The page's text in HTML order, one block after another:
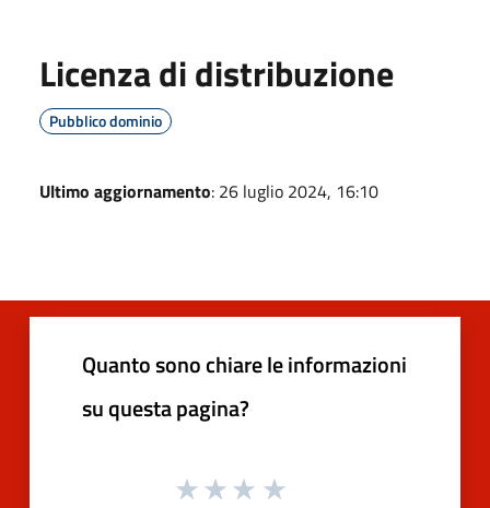
Licenza di distribuzione
Pubblico dominio
Ultimo aggiornamento: 26 luglio 2024, 16:10
Quanto sono chiare le informazioni
su questa pagina?